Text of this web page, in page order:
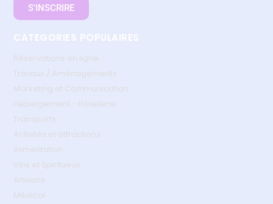
S'INSCRIRE
CATEGORIES POPULAIRES
Réservations en ligne
Travaux / Aménagements
Marketing et Communication
Hébergement - Hôtellerie
Transports
Activités et attractions
Alimentation
Vins et Spiritueux
Artisans
Médical